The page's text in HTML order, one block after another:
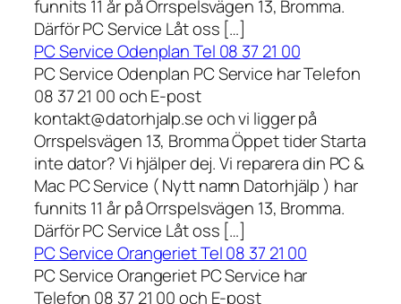
funnits 11 år på Orrspelsvägen 13, Bromma.
Därför PC Service Låt oss […]
PC Service Odenplan Tel 08 37 21 00
PC Service Odenplan PC Service har Telefon
08 37 21 00 och E-post
kontakt@datorhjalp.se och vi ligger på
Orrspelsvägen 13, Bromma Öppet tider Starta
inte dator? Vi hjälper dej. Vi reparera din PC &
Mac PC Service ( Nytt namn Datorhjälp ) har
funnits 11 år på Orrspelsvägen 13, Bromma.
Därför PC Service Låt oss […]
PC Service Orangeriet Tel 08 37 21 00
PC Service Orangeriet PC Service har
Telefon 08 37 21 00 och E-post